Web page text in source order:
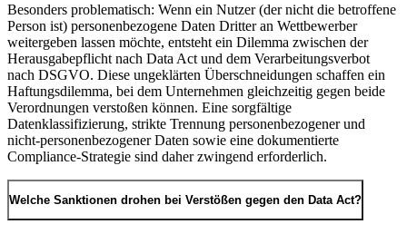
Besonders problematisch: Wenn ein Nutzer (der nicht die betroffene
Person ist) personenbezogene Daten Dritter an Wettbewerber
weitergeben lassen möchte, entsteht ein Dilemma zwischen der
Herausgabepflicht nach Data Act und dem Verarbeitungsverbot
nach DSGVO. Diese ungeklärten Überschneidungen schaffen ein
Haftungsdilemma, bei dem Unternehmen gleichzeitig gegen beide
Verordnungen verstoßen können. Eine sorgfältige
Datenklassifizierung, strikte Trennung personenbezogener und
nicht-personenbezogener Daten sowie eine dokumentierte
Compliance-Strategie sind daher zwingend erforderlich.
Welche Sanktionen drohen bei Verstößen gegen den Data Act?